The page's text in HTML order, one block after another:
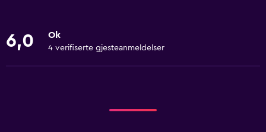
6,0 Ok
4 verifiserte gjesteanmeldelser